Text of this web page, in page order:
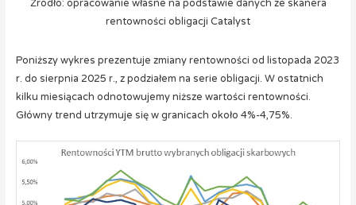
Źródło: opracowanie własne na podstawie danych ze skanera
rentowności obligacji Catalyst
Poniższy wykres prezentuje zmiany rentowności od listopada 2023
r. do sierpnia 2025 r., z podziałem na serie obligacji. W ostatnich
kilku miesiącach odnotowujemy niższe wartości rentowności.
Główny trend utrzymuje się w granicach około 4%-4,75%.